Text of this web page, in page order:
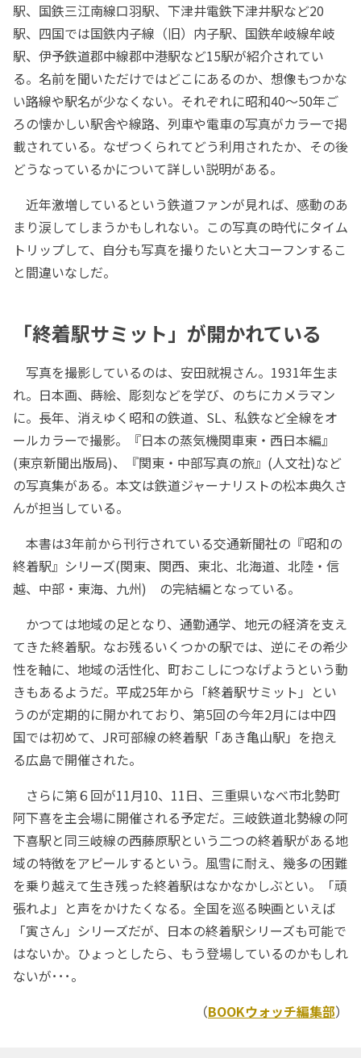
駅、国鉄三江南線口羽駅、下津井電鉄下津井駅など20
駅、四国では国鉄内子線（旧）内子駅、国鉄牟岐線牟岐
駅、伊予鉄道郡中線郡中港駅など15駅が紹介されてい
る。名前を聞いただけではどこにあるのか、想像もつかな
い路線や駅名が少なくない。それぞれに昭和40～50年ご
ろの懐かしい駅舎や線路、列車や電車の写真がカラーで掲
載されている。なぜつくられてどう利用されたか、その後
どうなっているかについて詳しい説明がある。
近年激増しているという鉄道ファンが見れば、感動のあ
まり涙してしまうかもしれない。この写真の時代にタイム
トリップして、自分も写真を撮りたいと大コーフンするこ
と間違いなしだ。
「終着駅サミット」が開かれている
写真を撮影しているのは、安田就視さん。1931年生ま
れ。日本画、蒔絵、彫刻などを学び、のちにカメラマン
に。長年、消えゆく昭和の鉄道、SL、私鉄など全線をオ
ールカラーで撮影。『日本の蒸気機関車東・西日本編』
(東京新聞出版局)、『関東・中部写真の旅』(人文社)など
の写真集がある。本文は鉄道ジャーナリストの松本典久さ
んが担当している。
本書は3年前から刊行されている交通新聞社の『昭和の
終着駅』シリーズ(関東、関西、東北、北海道、北陸・信
越、中部・東海、九州) の完結編となっている。
かつては地域の足となり、通勤通学、地元の経済を支え
てきた終着駅。なお残るいくつかの駅では、逆にその希少
性を軸に、地域の活性化、町おこしにつなげようという動
きもあるようだ。平成25年から「終着駅サミット」とい
うのが定期的に開かれており、第5回の今年2月には中四
国では初めて、JR可部線の終着駅「あき亀山駅」を抱え
る広島で開催された。
さらに第６回が11月10、11日、三重県いなべ市北勢町
阿下喜を主会場に開催される予定だ。三岐鉄道北勢線の阿
下喜駅と同三岐線の西藤原駅という二つの終着駅がある地
域の特徴をアピールするという。風雪に耐え、幾多の困難
を乗り越えて生き残った終着駅はなかなかしぶとい。「頑
張れよ」と声をかけたくなる。全国を巡る映画といえば
「寅さん」シリーズだが、日本の終着駅シリーズも可能で
はないか。ひょっとしたら、もう登場しているのかもしれ
ないが･･･。
（BOOKウォッチ編集部）